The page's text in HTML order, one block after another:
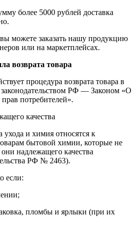
более 5000 рублей доставка
можете заказать нашу продукцию
или на маркетплейсах.
возврата товара
процедура возврата товара в
законодательством РФ — Законом «О
потребителей».
качества
ухода и химия относятся к
бытовой химии, которые не
надлежащего качества
РФ № 2463).
если:
пломбы и ярлыки (при их